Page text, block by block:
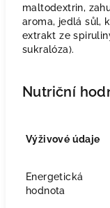
maltodextrin,
aroma, jedlá sůl,
extrakt ze
sukralóza).
Nutriční
Výživové údaje
Energetická
hodnota